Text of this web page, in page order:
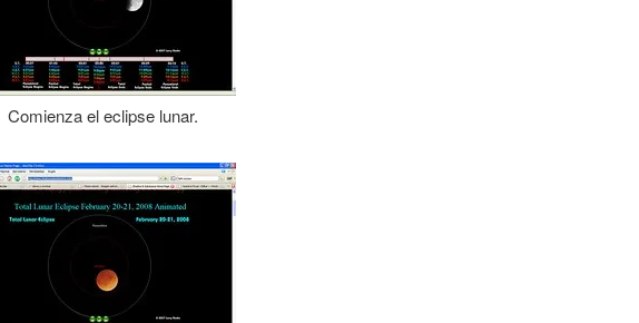
Comienza el eclipse lunar.